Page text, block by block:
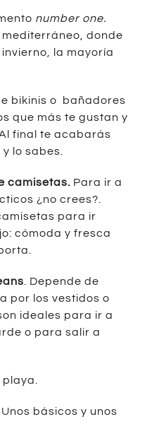
number one.
mediterráneo, donde
la mayoría
bikinis o bañadores
que más te gustan y
final te acabarás
lo sabes.
camisetas. Para ir a
¿no crees?.
para ir
cómoda y fresca
. Depende de
por los vestidos o
ideales para ir a
o para salir a
playa.
Unos básicos y unos